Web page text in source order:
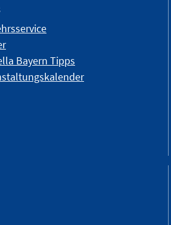
Bayern Tipps